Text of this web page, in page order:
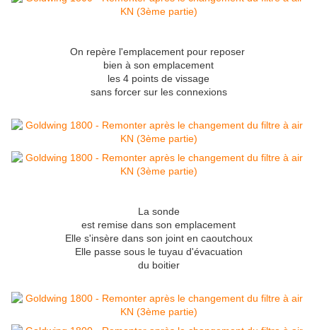
On repère l'emplacement pour reposer
bien à son emplacement
les 4 points de vissage
sans forcer sur les connexions
La sonde
est remise dans son emplacement
Elle s'insère dans son joint en caoutchoux
Elle passe sous le tuyau d'évacuation
du boitier